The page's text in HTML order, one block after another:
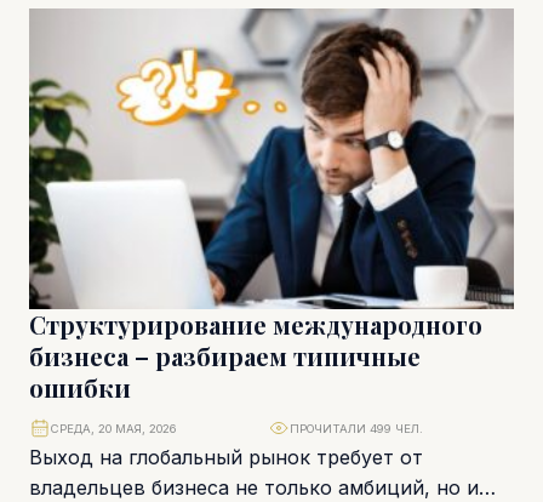
труда постепенно переводят...
Структурирование международного
бизнеса – разбираем типичные
ошибки
Выход на глобальный рынок требует от
владельцев бизнеса не только амбиций, но и
СРЕДА, 20 МАЯ, 2026 ПРОЧИТАЛИ 499 ЧЕЛ.